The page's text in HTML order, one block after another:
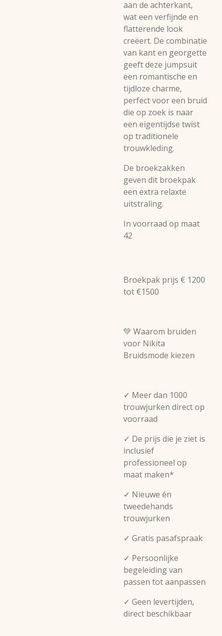
aan de achterkant,
wat een verfijnde en
flatterende look
creëert. De combinatie
van kant en georgette
geeft deze jumpsuit
een romantische en
tijdloze charme,
perfect voor een bruid
die op zoek is naar
een eigentijdse twist
op traditionele
trouwkleding.
De broekzakken
geven dit broekpak
een extra relaxte
uitstraling.
In voorraad op maat
42
Broekpak prijs € 1200
tot €1500
💚 Waarom bruiden
voor Nikita
Bruidsmode kiezen
✓ Meer dan 1000
trouwjurken direct op
voorraad
✓ De prijs die je ziet is
inclusief
professioneel op
maat maken*
✓ Nieuwe én
tweedehands
trouwjurken
✓ Gratis pasafspraak
✓ Persoonlijke
begeleiding van
passen tot aanpassen
✓ Geen levertijden,
direct beschikbaar